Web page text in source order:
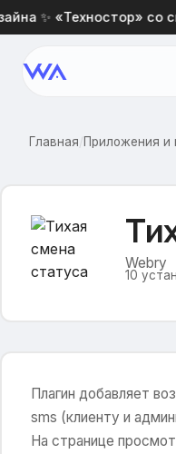
✨ «Техностор» со
Главная/Приложения и
Webry
10
Плагин добавляет
sms (клиенту и
На странице